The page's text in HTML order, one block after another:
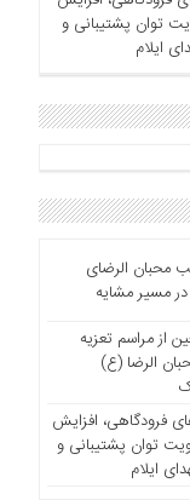
توان پشتیبانی و
ایلام
محبان الرضای
از مراسم تعزیه
الرضا (ع)
فرودگاهی، افزایش
توان پشتیبانی و
ایلام